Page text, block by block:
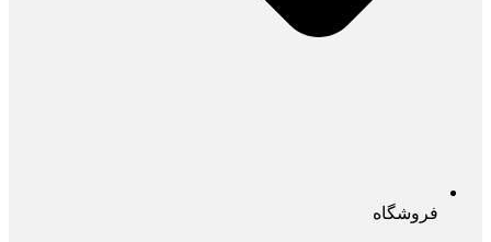
فروشگاه